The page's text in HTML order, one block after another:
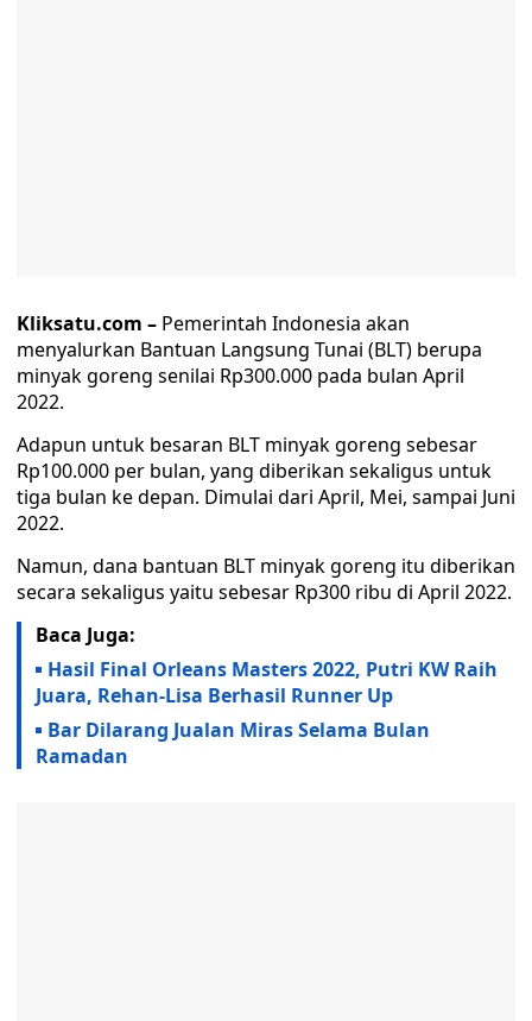
Kliksatu.com – Pemerintah Indonesia akan
menyalurkan Bantuan Langsung Tunai (BLT) berupa
minyak goreng senilai Rp300.000 pada bulan April
2022.
Adapun untuk besaran BLT minyak goreng sebesar
Rp100.000 per bulan, yang diberikan sekaligus untuk
tiga bulan ke depan. Dimulai dari April, Mei, sampai Juni
2022.
Namun, dana bantuan BLT minyak goreng itu diberikan
secara sekaligus yaitu sebesar Rp300 ribu di April 2022.
Baca Juga:
Hasil Final Orleans Masters 2022, Putri KW Raih
Juara, Rehan-Lisa Berhasil Runner Up
Bar Dilarang Jualan Miras Selama Bulan
Ramadan